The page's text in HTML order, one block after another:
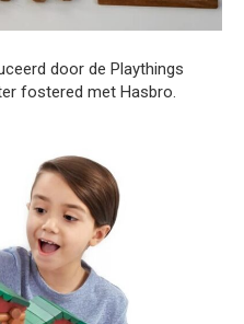
door de Playthings
fostered met Hasbro.